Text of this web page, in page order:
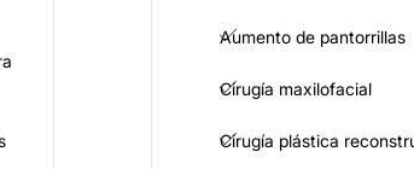
Aumento de pantorrillas
Cirugía maxilofacial
Cirugía plástica